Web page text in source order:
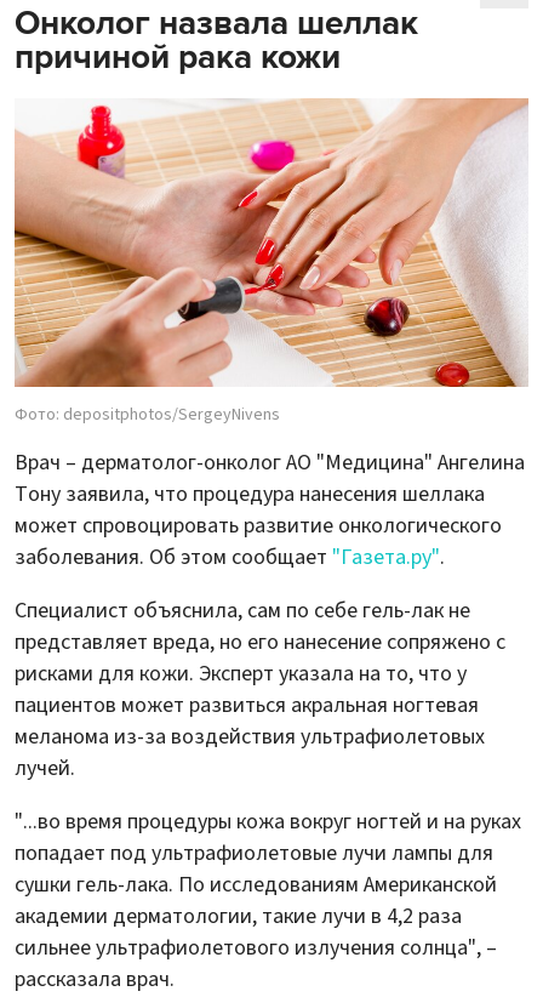
Онколог назвала шеллак
причиной рака кожи
Фото: depositphotos/SergeyNivens
Врач – дерматолог-онколог АО "Медицина" Ангелина
Тону заявила, что процедура нанесения шеллака
может спровоцировать развитие онкологического
заболевания. Об этом сообщает "Газета.ру".
Специалист объяснила, сам по себе гель-лак не
представляет вреда, но его нанесение сопряжено с
рисками для кожи. Эксперт указала на то, что у
пациентов может развиться акральная ногтевая
меланома из-за воздействия ультрафиолетовых
лучей.
"...во время процедуры кожа вокруг ногтей и на руках
попадает под ультрафиолетовые лучи лампы для
сушки гель-лака. По исследованиям Американской
академии дерматологии, такие лучи в 4,2 раза
сильнее ультрафиолетового излучения солнца", –
рассказала врач.